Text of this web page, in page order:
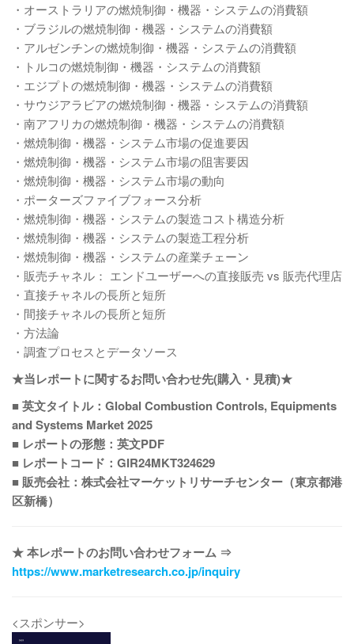
・オーストラリアの燃焼制御・機器・システムの消費額
・ブラジルの燃焼制御・機器・システムの消費額
・アルゼンチンの燃焼制御・機器・システムの消費額
・トルコの燃焼制御・機器・システムの消費額
・エジプトの燃焼制御・機器・システムの消費額
・サウジアラビアの燃焼制御・機器・システムの消費額
・南アフリカの燃焼制御・機器・システムの消費額
・燃焼制御・機器・システム市場の促進要因
・燃焼制御・機器・システム市場の阻害要因
・燃焼制御・機器・システム市場の動向
・ポーターズファイブフォース分析
・燃焼制御・機器・システムの製造コスト構造分析
・燃焼制御・機器・システムの製造工程分析
・燃焼制御・機器・システムの産業チェーン
・販売チャネル： エンドユーザーへの直接販売 vs 販売代理店
・直接チャネルの長所と短所
・間接チャネルの長所と短所
・方法論
・調査プロセスとデータソース
★当レポートに関するお問い合わせ先(購入・見積)★
■ 英文タイトル：Global Combustion Controls, Equipments
and Systems Market 2025
■ レポートの形態：英文PDF
■ レポートコード：GIR24MKT324629
■ 販売会社：株式会社マーケットリサーチセンター（東京都港
区新橋）
★ 本レポートのお問い合わせフォーム ⇒
https://www.marketresearch.co.jp/inquiry
<スポンサー>